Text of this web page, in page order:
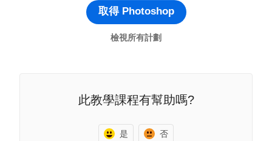
取得 Photoshop
檢視所有計劃
此教學課程有幫助嗎?
是 否